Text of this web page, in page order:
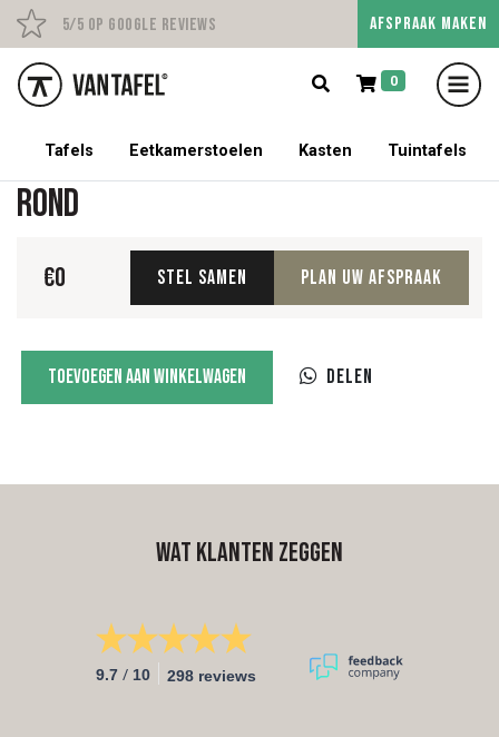
5/5 op Google Reviews Persoonlijk advies op
AFSPRAAK MAKEN
0
5% korting op een tafel met stoelen!
Tafels Eetkamerstoelen Kasten Tuintafels
Rond
€0 Stel samen Plan uw afspraak
aantalToevoegen aan winkelwagen Delen
Wat klanten zeggen
9.7 / 10 298 reviews